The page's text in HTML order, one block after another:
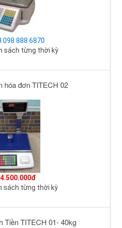
098 888 6870
sách từng thời kỳ
hóa đơn TITECH 02
4.500.000đ
sách từng thời kỳ
Tiền TITECH 01- 40kg